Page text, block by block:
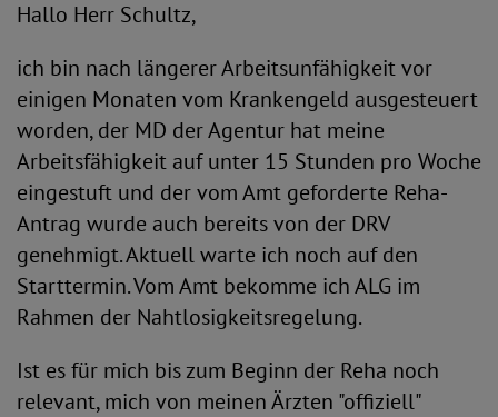
Hallo Herr Schultz,
ich bin nach längerer Arbeitsunfähigkeit vor
einigen Monaten vom Krankengeld ausgesteuert
worden, der MD der Agentur hat meine
Arbeitsfähigkeit auf unter 15 Stunden pro Woche
eingestuft und der vom Amt geforderte Reha-
Antrag wurde auch bereits von der DRV
genehmigt. Aktuell warte ich noch auf den
Starttermin. Vom Amt bekomme ich ALG im
Rahmen der Nahtlosigkeitsregelung.
Ist es für mich bis zum Beginn der Reha noch
relevant, mich von meinen Ärzten "offiziell"